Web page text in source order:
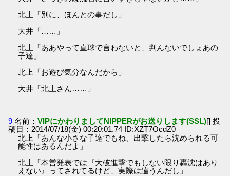
北上「別に、ほんとの事だし」
大井「……」
北上「ああやって直球で言わないと、判んないでしょあの
子達」
北上「お遊び気分なんだから」
大井「北上さん……」
9 名前：VIPにかわりましてNIPPERがお送りします(SSL)[] 投
稿日：2014/07/18(金) 00:20:01.74 ID:XZT7OcdZ0
北上「あんな小さな子達でもね、出撃したら沈められる可
能性はあるんだよ」
北上「本営発表では『大破進撃でもしない限り轟沈はあり
えない』ってされてるけど、実際は違うんだし」